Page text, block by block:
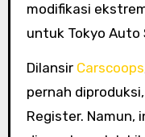
modifikasi
untuk Tokyo
Dilansir Carscoops
pernah
Register. Namun,